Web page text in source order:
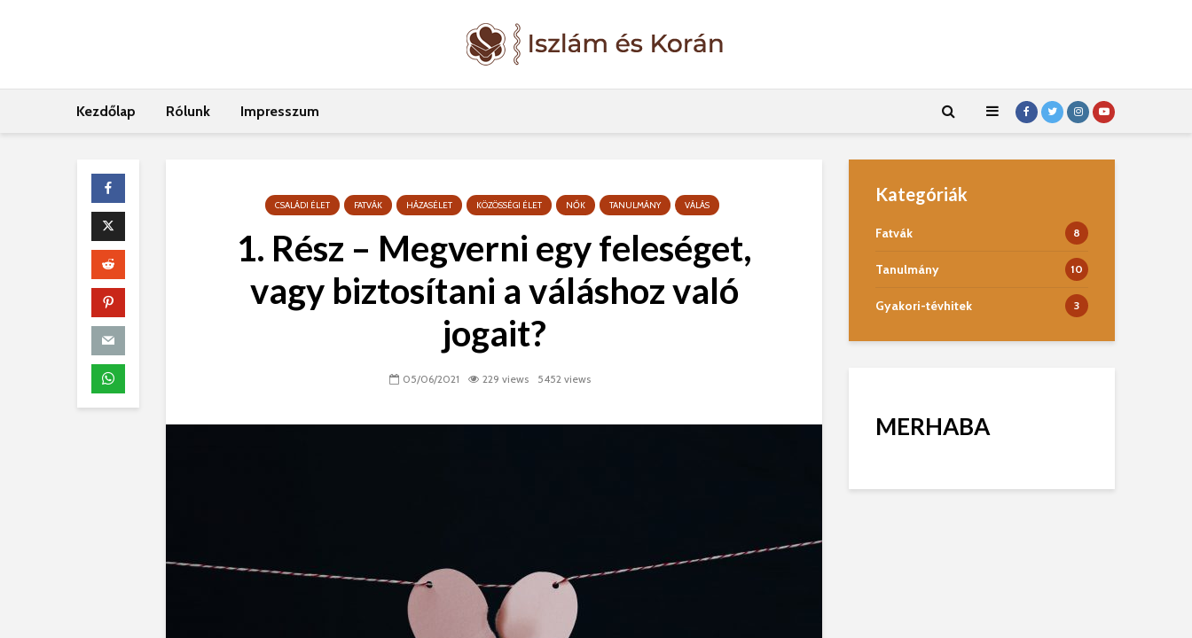
Kezdőlap Rólunk Impresszum
CSALÁDI ÉLET FATVÁK HÁZASÉLET KÖZÖSSÉGI ÉLET NŐK TANULMÁNY VÁLÁS
1. Rész – Megverni egy feleséget,
vagy biztosítani a váláshoz való
jogait?
05/06/2021 229 views 5452 views
Kategóriák
Fatvák 8
Tanulmány 10
Gyakori-tévhitek 3
MERHABA